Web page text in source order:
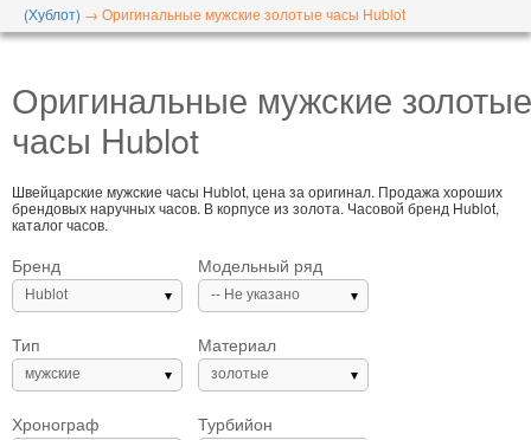
(Хублот) → Оригинальные мужские золотые часы Hublot
Оригинальные мужские золотые
часы Hublot
Швейцарские мужские часы Hublot, цена за оригинал. Продажа хороших
брендовых наручных часов. В корпусе из золота. Часовой бренд Hublot,
каталог часов.
Бренд
Hublot
Модельный ряд
-- Не указано
Тип
мужские
Материал
золотые
Хронограф Турбийон